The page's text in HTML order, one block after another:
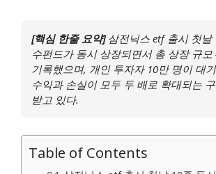
[핵심 한줄 요약]삼전닉스 etf 출시 첫날
수펀드가 동시 상장되면서 총 상장 규
기록했으며, 개인 투자자 10만 명이 대
수익과 손실이 모두 두 배로 확대되는
받고 있다.
Table of Contents